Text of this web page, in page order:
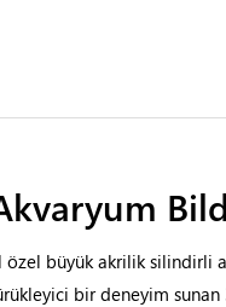
büyük akrilik silindirli
bir deneyim